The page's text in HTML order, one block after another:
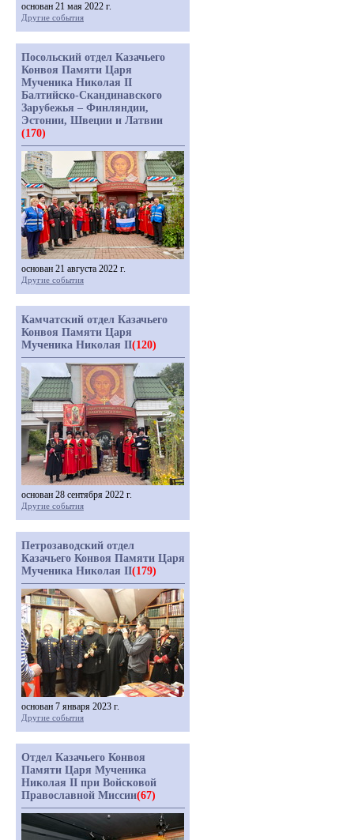
основан 21 мая 2022 г.
Другие события
Посольский отдел Казачьего
Конвоя Памяти Царя
Мученика Николая II
Балтийско-Скандинавского
Зарубежья – Финляндии,
Эстонии, Швеции и Латвии
(170)
основан 21 августа 2022 г.
Другие события
Камчатский отдел Казачьего
Конвоя Памяти Царя
Мученика Николая II(120)
основан 28 сентября 2022 г.
Другие события
Петрозаводский отдел
Казачьего Конвоя Памяти Царя
Мученика Николая II(179)
основан 7 января 2023 г.
Другие события
Отдел Казачьего Конвоя
Памяти Царя Мученика
Николая II при Войсковой
Православной Миссии(67)